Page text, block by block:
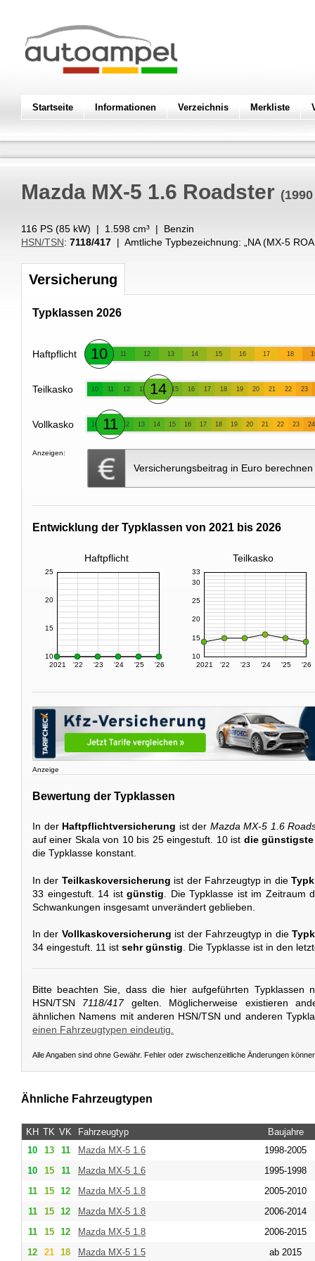
Startseite Informationen Verzeichnis Merkliste
Mazda MX-5 1.6 Roadster
116 PS (85 kW) | 1.598 cm³ | Benzin
HSN/TSN: 7118/417 | Amtliche Typbezeichnung: „ NA (MX-5
Versicherung
Typklassen 2026
Haftpflicht 10 11 12 13 14 15 16 17 18
Teilkasko 10 11 12 13 14 15 16 17 18 19 20 21 22 23
Vollkasko 10 11 12 13 14 15 16 17 18 19 20 21 22 23 24
Anzeigen:
Versicherungsbeitrag in Euro berechnen
Entwicklung der Typklassen von 2021 bis 2026
Haftpflicht Teilkasko
2021 '22 '23 '24 '25 '26
10
15
20
25
2021 '22 '23 '24 '25 '26
10
15
20
25
30
33
Anzeige
Bewertung der Typklassen
In der Haftpflichtversicherung ist der Mazda MX-5 1.6
auf einer Skala von 10 bis 25 eingestuft. 10 ist die
die Typklasse konstant.
In der Teilkaskoversicherung ist der Fahrzeugtyp in die
33 eingestuft. 14 istgünstig . Die Typklasse ist im Zeitraum
Schwankungen insgesamt unverändert geblieben.
In der Vollkaskoversicherung ist der Fahrzeugtyp in die
34 eingestuft. 11 ist sehr günstig. Die Typklasse ist in den
Bitte beachten Sie, dass die hier aufgeführten Typklassen
HSN/TSN 7118/417gelten. Möglicherweise existieren
ähnlichen Namens mit anderen HSN/TSN und anderen
einen Fahrzeugtypen eindeutig.
Alle Angaben sind ohne Gewähr. Fehler oder zwischenzeitliche Änderungen
Ähnliche Fahrzeugtypen
KH TK VK Fahrzeugtyp
Baujahre
10
13 11 Mazda MX-5 1.6
1998-2005
10
15 11 Mazda MX-5 1.6
1995-1998
11
15 12 Mazda MX-5 1.8
2005-2010
11
15 12 Mazda MX-5 1.8
2006-2014
11
15 12 Mazda MX-5 1.8
2006-2015
12
21 18 Mazda MX-5 1.5 ab 2015